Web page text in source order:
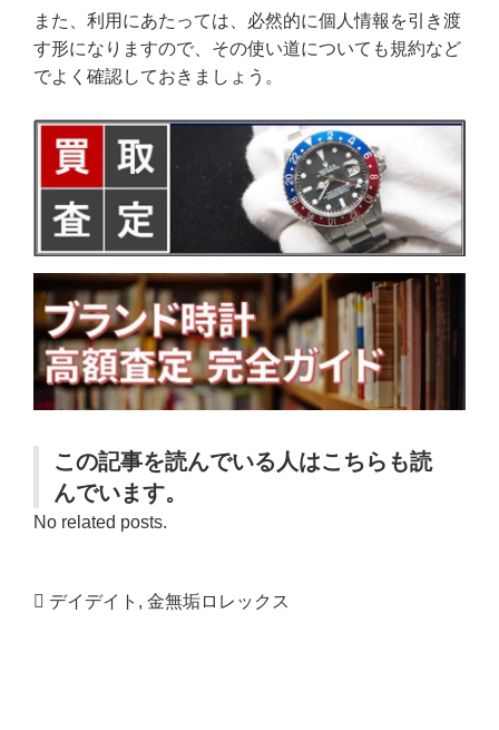
また、利用にあたっては、必然的に個人情報を引き渡
す形になりますので、その使い道についても規約など
でよく確認しておきましょう。
この記事を読んでいる人はこちらも読
んでいます。
No related posts.
デイデイト , 金無垢ロレックス